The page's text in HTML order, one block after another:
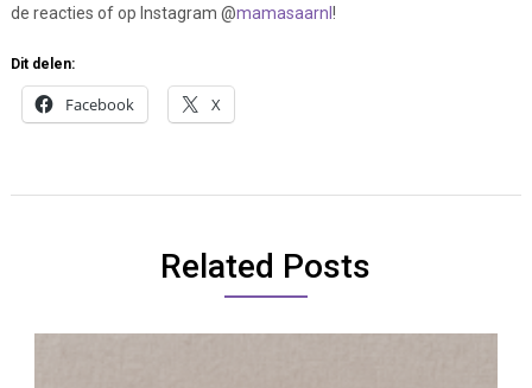
de reacties of op Instagram @mamasaarnl !
Dit delen:
Facebook X
Related Posts